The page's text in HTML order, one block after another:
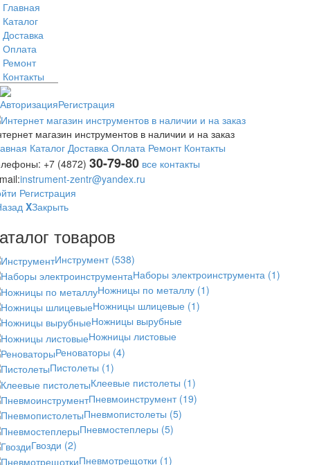
Главная
Каталог
Доставка
Оплата
Ремонт
Контакты
АвторизацияРегистрация
магазин инструментов в наличии и на заказ
Каталог Доставка Оплата Ремонт Контакты
+7 (4872) 30-79-80 все контакты
instrument-zentr@yandex.ru
Регистрация
XЗакрыть
товаров
Инструмент (538)
Наборы электроинструмента (1)
Ножницы по металлу (1)
Ножницы шлицевые (1)
Ножницы вырубные
Ножницы листовые
Реноваторы (4)
Пистолеты (1)
Клеевые пистолеты (1)
Пневмоинструмент (19)
Пневмопистолеты (5)
Пневмостеплеры (5)
Гвозди (2)
Пневмотрещотки (1)